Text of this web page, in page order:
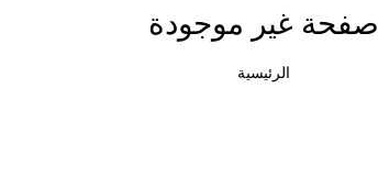
صفحة غير موجودة
الرئيسية